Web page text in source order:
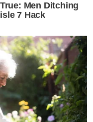
Men Ditching
7 Hack